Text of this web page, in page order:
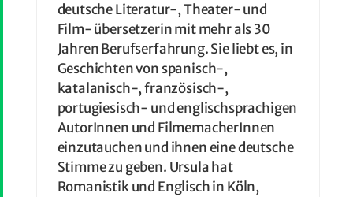
deutsche Literatur-, Theater- und
Film- übersetzerin mit mehr als 30
Jahren Berufserfahrung. Sie liebt es, in
Geschichten von spanisch-,
katalanisch-, französisch-,
portugiesisch- und englischsprachigen
AutorInnen und FilmemacherInnen
einzutauchen und ihnen eine deutsche
Stimme zu geben. Ursula hat
Romanistik und Englisch in Köln,